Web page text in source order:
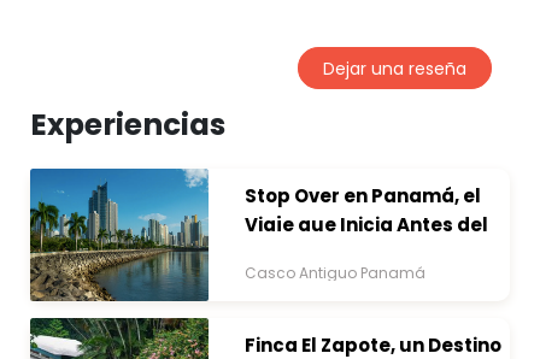
Dejar una reseña
Experiencias
Stop Over en Panamá, el
Viaje que Inicia Antes del
Casco Antiguo Panamá
Finca El Zapote, un Destino